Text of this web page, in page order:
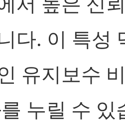
다. 이 특성
유지보수
누릴 수 있